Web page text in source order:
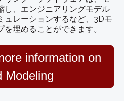
し、エンジニアリングモデル
ュレーションするなど、3Dモ
埋めることができます。
information on
Modeling